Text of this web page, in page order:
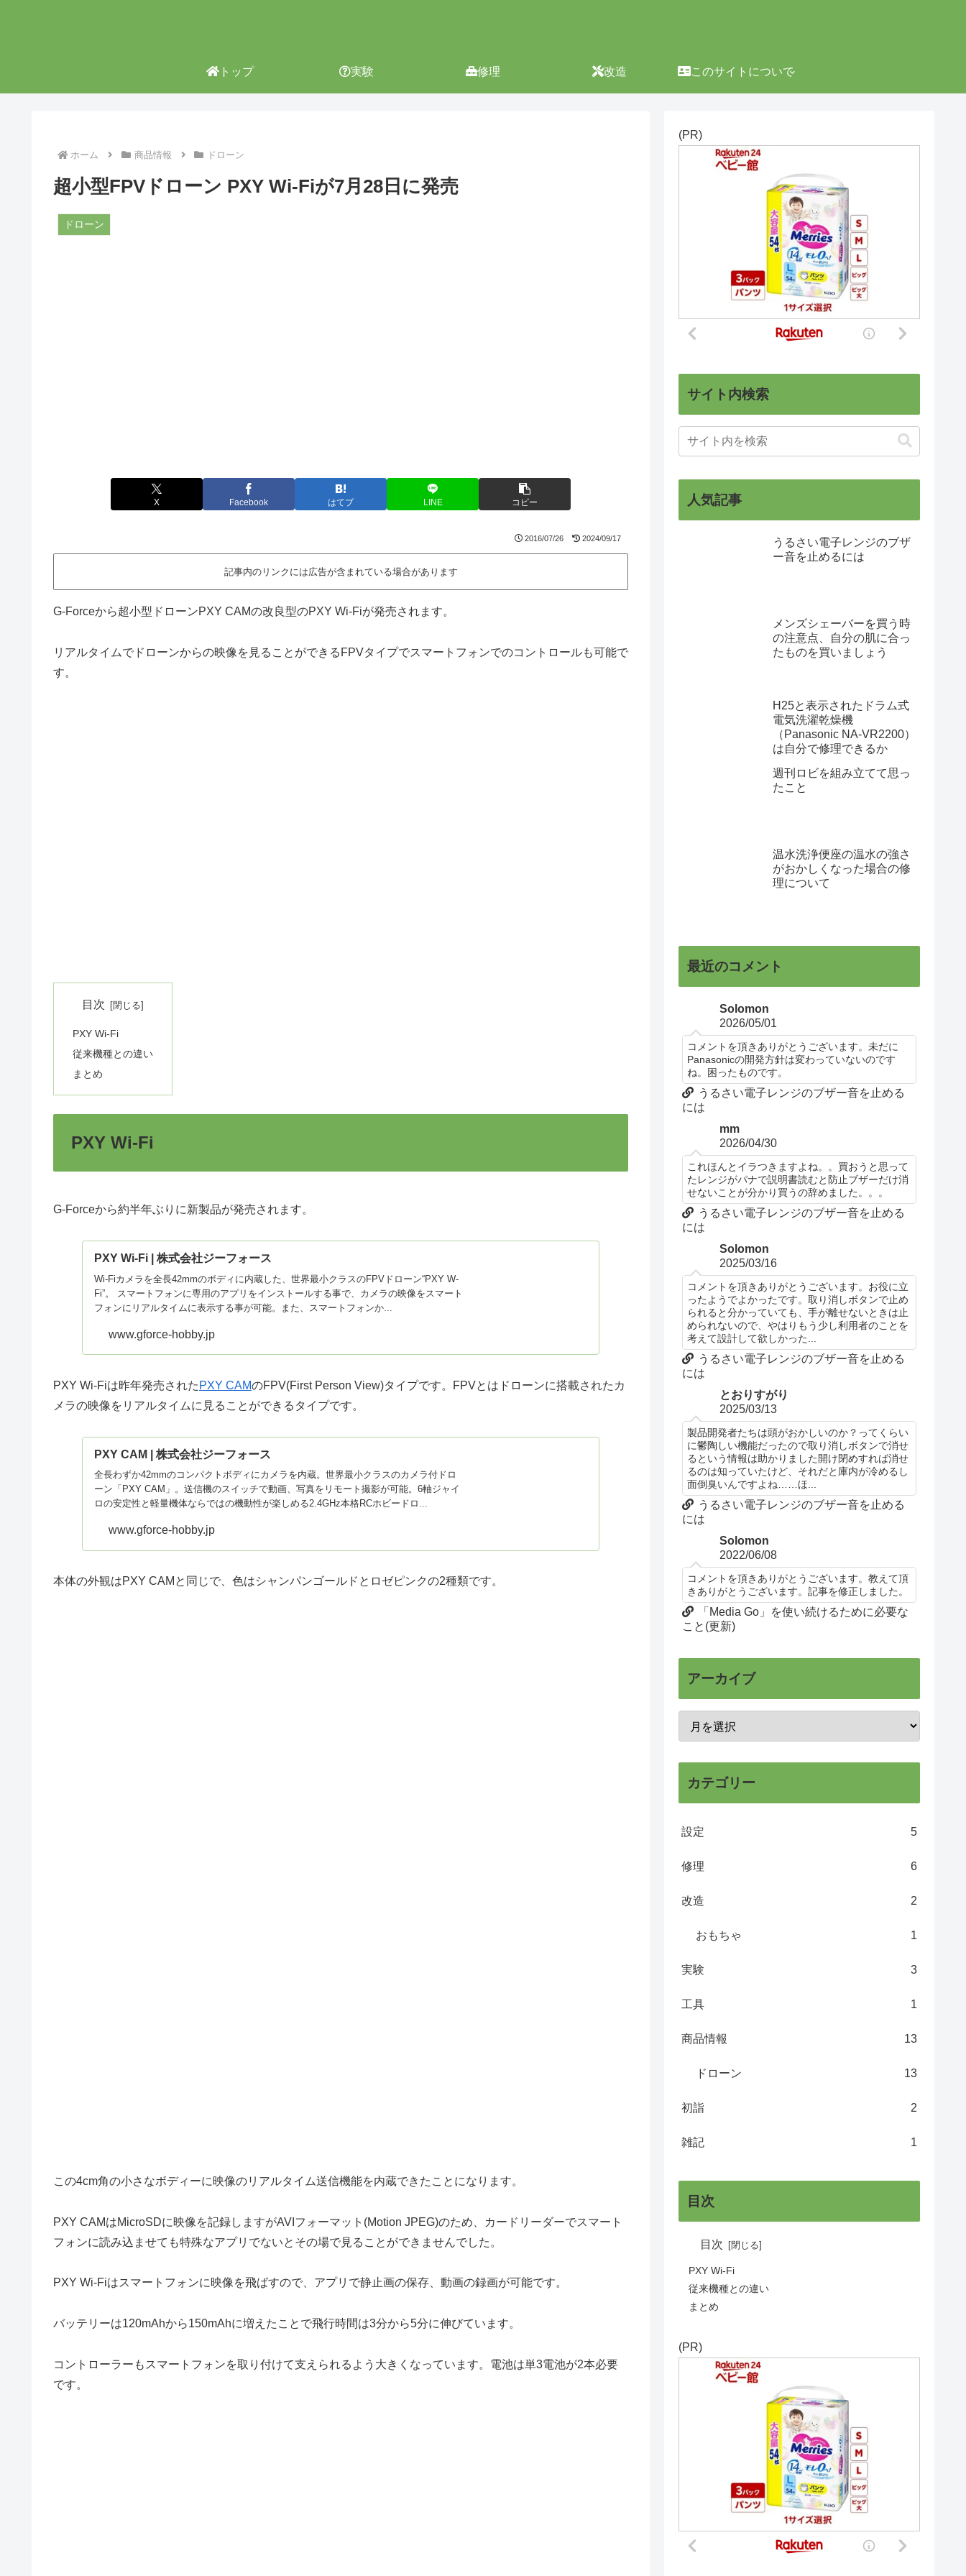
トップ 実験 修理 改造 このサイトについて
ホーム 商品情報 ドローン
超小型FPVドローン PXY Wi-Fiが7月28日に発売
ドローン
X Facebook はてブ LINE コピー
2016/07/26 2024/09/17
記事内のリンクには広告が含まれている場合があります
G-Forceから超小型ドローンPXY CAMの改良型のPXY Wi-Fiが発売されます。
リアルタイムでドローンからの映像を見ることができるFPVタイプでスマートフォンでのコントロールも可能で
す。
目次
PXY Wi-Fi
従来機種との違い
まとめ
PXY Wi-Fi
G-Forceから約半年ぶりに新製品が発売されます。
PXY Wi-Fi | 株式会社ジーフォース
Wi-Fiカメラを全長42mmのボディに内蔵した、世界最小クラスのFPVドローン“PXY W-
Fi”。 スマートフォンに専用のアプリをインストールする事で、カメラの映像をスマート
フォンにリアルタイムに表示する事が可能。また、スマートフォンか...
www.gforce-hobby.jp
PXY Wi-Fiは昨年発売された PXY CAMのFPV(First Person View)タイプです。FPVとはドローンに搭載されたカ
メラの映像をリアルタイムに見ることができるタイプです。
PXY CAM | 株式会社ジーフォース
全長わずか42mmのコンパクトボディにカメラを内蔵。世界最小クラスのカメラ付ドロ
ーン「PXY CAM」。送信機のスイッチで動画、写真をリモート撮影が可能。6軸ジャイ
ロの安定性と軽量機体ならではの機動性が楽しめる2.4GHz本格RCホビードロ...
www.gforce-hobby.jp
本体の外観はPXY CAMと同じで、色はシャンパンゴールドとロゼピンクの2種類です。
この4cm角の小さなボディーに映像のリアルタイム送信機能を内蔵できたことになります。
PXY CAMはMicroSDに映像を記録しますがAVIフォーマット(Motion JPEG)のため、カードリーダーでスマート
フォンに読み込ませても特殊なアプリでないとその場で見ることができませんでした。
PXY Wi-Fiはスマートフォンに映像を飛ばすので、アプリで静止画の保存、動画の録画が可能です。
バッテリーは120mAhから150mAhに増えたことで飛行時間は3分から5分に伸びています。
コントローラーもスマートフォンを取り付けて支えられるよう大きくなっています。電池は単3電池が2本必要
です。
(PR)
サイト内検索
人気記事
うるさい電子レンジのブザ
ー音を止めるには
メンズシェーバーを買う時
の注意点、自分の肌に合っ
たものを買いましょう
H25と表示されたドラム式
電気洗濯乾燥機
（Panasonic NA-VR2200）
は自分で修理できるか
週刊ロビを組み立てて思っ
たこと
温水洗浄便座の温水の強さ
がおかしくなった場合の修
理について
最近のコメント
Solomon
2026/05/01
コメントを頂きありがとうございます。未だに
Panasonicの開発方針は変わっていないのです
ね。困ったものです。
うるさい電子レンジのブザー音を止める
には
mm
2026/04/30
これほんとイラつきますよね。。買おうと思って
たレンジがパナで説明書読むと防止ブザーだけ消
せないことが分かり買うの辞めました。。。
うるさい電子レンジのブザー音を止める
には
Solomon
2025/03/16
コメントを頂きありがとうございます。お役に立
ったようでよかったです。取り消しボタンで止め
られると分かっていても、手が離せないときは止
められないので、やはりもう少し利用者のことを
考えて設計して欲しかった...
うるさい電子レンジのブザー音を止める
には
とおりすがり
2025/03/13
製品開発者たちは頭がおかしいのか？ってくらい
に鬱陶しい機能だったので取り消しボタンで消せ
るという情報は助かりました開け閉めすれば消せ
るのは知っていたけど、それだと庫内が冷めるし
面倒臭いんですよね……ほ...
うるさい電子レンジのブザー音を止める
には
Solomon
2022/06/08
コメントを頂きありがとうございます。教えて頂
きありがとうございます。記事を修正しました。
「Media Go」を使い続けるために必要な
こと(更新)
アーカイブ
カテゴリー
設定 5
修理 6
改造 2
おもちゃ 1
実験 3
工具 1
商品情報 13
ドローン 13
初詣 2
雑記 1
目次
目次
PXY Wi-Fi
従来機種との違い
まとめ
(PR)